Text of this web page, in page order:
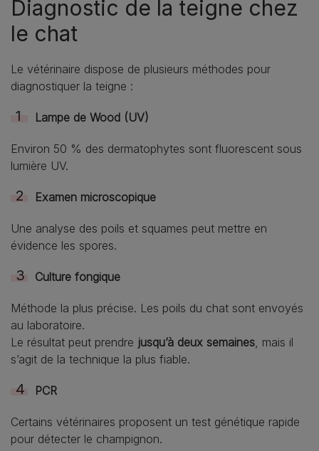
Diagnostic de la teigne chez
le chat
Le vétérinaire dispose de plusieurs méthodes pour
diagnostiquer la teigne :
Lampe de Wood (UV)
Environ 50 % des dermatophytes sont fluorescent sous
lumière UV.
Examen microscopique
Une analyse des poils et squames peut mettre en
évidence les spores.
Culture fongique
Méthode la plus précise. Les poils du chat sont envoyés
au laboratoire.
Le résultat peut prendre jusqu’à deux semaines , mais il
s’agit de la technique la plus fiable.
PCR
Certains vétérinaires proposent un test génétique rapide
pour détecter le champignon.